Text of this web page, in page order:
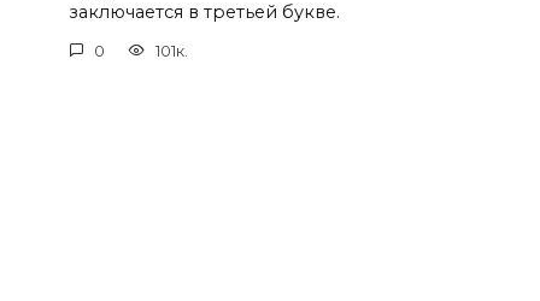
заключается в третьей букве.
0 101к.